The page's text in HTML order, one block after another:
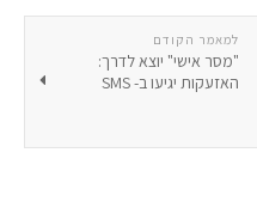
למאמר הקודם
"מסר אישי" יוצא לדרך:
האזעקות יגיעו ב- SMS